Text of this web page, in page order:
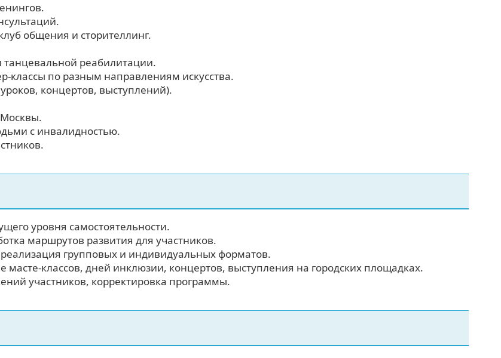
общения и сторителлинг.
реабилитации.
классы по разным направлениям искусства.
концертов, выступлений).
с инвалидностью.
уровня самостоятельности.
маршрутов развития для участников.
групповых и индивидуальных форматов.
классов, дней инклюзии, концертов, выступления на городских площадках.
участников, корректировка программы.